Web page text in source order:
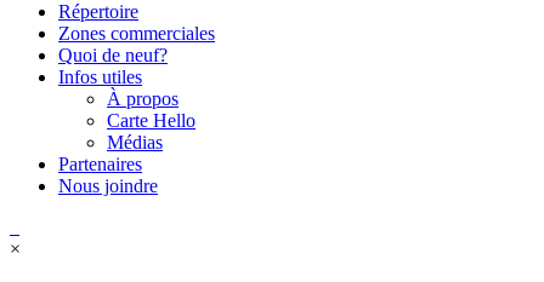
Répertoire
Zones commerciales
Quoi de neuf?
Infos utiles
À propos
Carte Hello
Médias
Partenaires
Nous joindre
×